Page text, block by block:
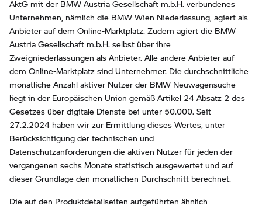
AktG mit der BMW Austria Gesellschaft m.b.H. verbundenes
Unternehmen, nämlich die BMW Wien Niederlassung, agiert als
Anbieter auf dem Online-Marktplatz. Zudem agiert die BMW
Austria Gesellschaft m.b.H. selbst über ihre
Zweigniederlassungen als Anbieter. Alle andere Anbieter auf
dem Online-Marktplatz sind Unternehmer. Die durchschnittliche
monatliche Anzahl aktiver Nutzer der BMW Neuwagensuche
liegt in der Europäischen Union gemäß Artikel 24 Absatz 2 des
Gesetzes über digitale Dienste bei unter 50.000. Seit
27.2.2024 haben wir zur Ermittlung dieses Wertes, unter
Berücksichtigung der technischen und
Datenschutzanforderungen die aktiven Nutzer für jeden der
vergangenen sechs Monate statistisch ausgewertet und auf
dieser Grundlage den monatlichen Durchschnitt berechnet.
Die auf den Produktdetailseiten aufgeführten ähnlich